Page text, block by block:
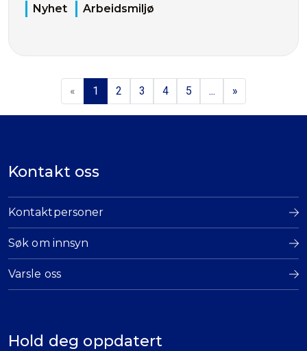
Nyhet
Arbeidsmiljø
« 1 2 3 4 5 ... »
Kontakt oss
Kontaktpersoner
Søk om innsyn
Varsle oss
Hold deg oppdatert